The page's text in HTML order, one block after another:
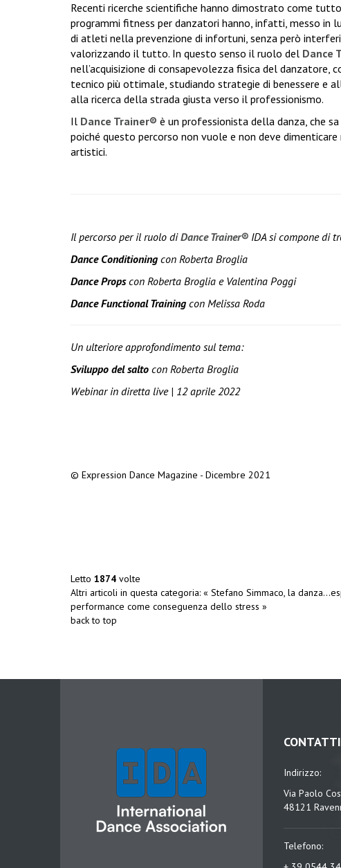
Recenti ricerche scientifiche hanno dimostrato come
programmi fitness per danzatori hanno, infatti, messo in
di atleti nella prevenzione di infortuni, senza però
valorizzando il tutto. In questo senso il ruolo del Dance
nell’acquisizione di consapevolezza fisica del
tecnico più ottimale, studiando strategie di benessere e
alla ricerca della strada giusta verso il professionismo.
Il Dance Trainer® è un professionista della danza, che
poiché questo percorso non vuole e non deve
artistici.
Il percorso per il ruolo diDance Trainer® IDA si compone di
Dance Conditioning con Roberta Broglia
Dance Props con Roberta Broglia e Valentina Poggi
Dance Functional Training con Melissa Roda
Un ulteriore approfondimento sul tema:
Sviluppo del salto con Roberta Broglia
Webinar in diretta live | 12 aprile 2022
© Expression Dance Magazine - Dicembre 2021
Letto 1874 volte
Altri articoli in questa categoria: « Stefano Simmaco, la
performance come conseguenza dello stress »
back to top
CONTATTI
Indirizzo:
Via Paolo
48121
Telefono: